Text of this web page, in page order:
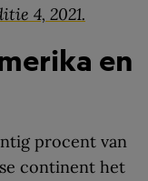
4, 2021.
en
procent van
continent het